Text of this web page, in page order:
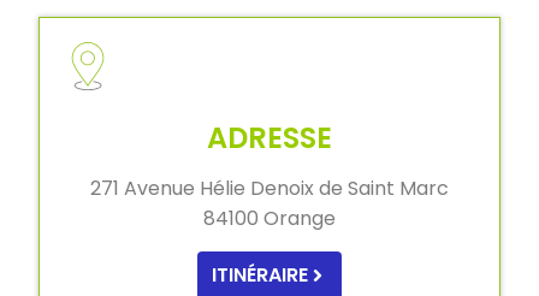
ADRESSE
271 Avenue Hélie Denoix de Saint Marc
84100 Orange
ITINÉRAIRE